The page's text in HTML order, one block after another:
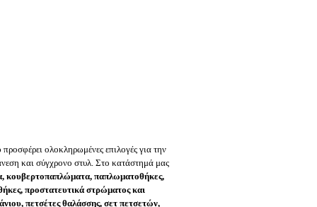
προσφέρει ολοκληρωμένες επιλογές για την
και σύγχρονο στυλ. Στο κατάστημά μας
κουβερτοπαπλώματα, παπλωματοθήκες,
προστατευτικά στρώματος και
πετσέτες θαλάσσης, σετ πετσετών,